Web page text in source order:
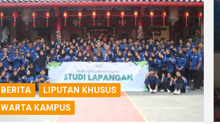
BERITA
LIPUTAN KHUSUS
WARTA KAMPUS